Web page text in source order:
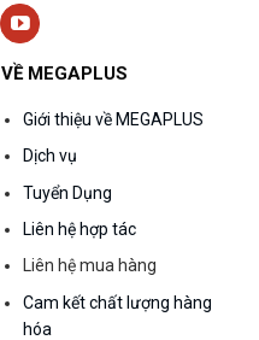
VỀ MEGAPLUS
Giới thiệu về MEGAPLUS
Dịch vụ
Tuyển Dụng
Liên hệ hợp tác
Liên hệ mua hàng
Cam kết chất lượng hàng
hóa